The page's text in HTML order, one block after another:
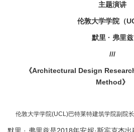
主题演讲
伦敦大学学院（
默里 · 弗里兹
///
《Architectural Design
Method》
伦敦大学学院(UCL)巴特莱特建筑学院副院